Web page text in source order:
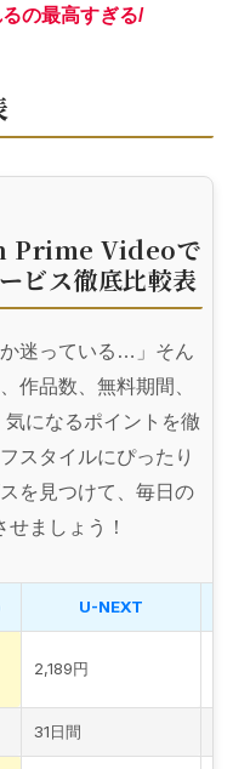
の最高すぎる/
Prime Videoで
ビス徹底比較表
か迷っている…」そん
作品数、無料期間、
になるポイントを徹
スタイルにぴったり
を見つけて、毎日の
ましょう！
U-NEXT
2,189円
31日間